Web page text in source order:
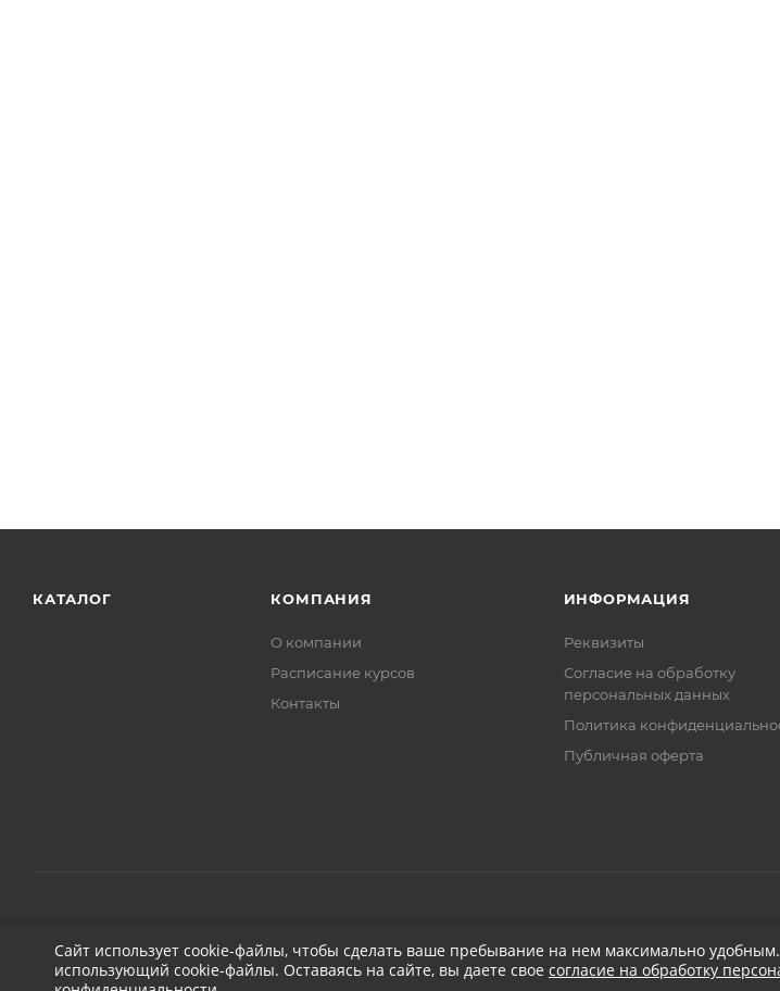
КАТАЛОГ КОМПАНИЯ
О компании
Расписание курсов
Контакты
ИНФОРМАЦИЯ
Реквизиты
Соглаcие на обработку
персональных данных
Политика
Публичная оферта
2026 © ДЕТЕЙЛИНГ-МАРКЕТ АВТОНОВЬЕ
Сайт использует cookie-файлы, чтобы сделать ваше пребывание на нем максимально
использующий cookie-файлы. Оставаясь на сайте, вы даете свое согласие на обработку